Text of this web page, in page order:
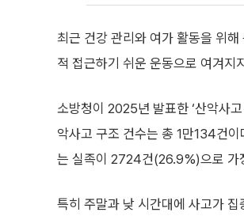
최근 건강 관리와 여가 활동을 위
적 접근하기 쉬운 운동으로 여겨지
소방청이 2025년 발표한 ‘산악사
악사고 구조 건수는 총 1만134건
는 실족이 2724건(26.9%)으로 가
특히 주말과 낮 시간대에 사고가